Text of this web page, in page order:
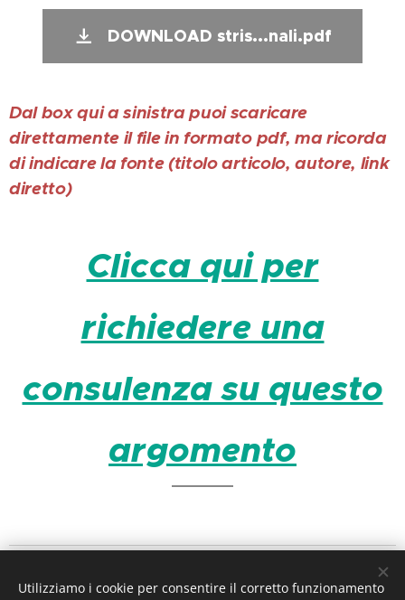
DOWNLOAD stris...nali.pdf
Dal box qui a sinistra puoi scaricare
direttamente il file in formato pdf, ma ricorda
di indicare la fonte (titolo articolo, autore, link
diretto)
Clicca qui per
richiedere una
consulenza su questo
argomento
a cura dell'avv. MicheleAlfredo Chiariello
Utilizziamo i cookie per consentire il corretto funzionamento